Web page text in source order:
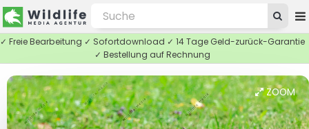
✓ Freie Bearbeitung ✓ Sofortdownload ✓ 14 Tage Geld-zurück-Garantie
✓ Bestellung auf Rechnung
ZOOM